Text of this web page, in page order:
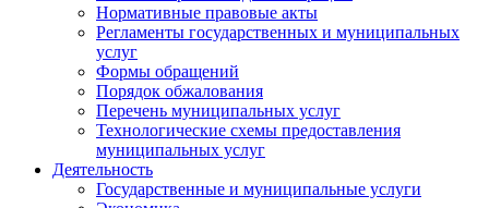
Нормативные правовые акты
Регламенты государственных и муниципальных
услуг
Формы обращений
Порядок обжалования
Перечень муниципальных услуг
Технологические схемы предоставления
муниципальных услуг
Деятельность
Государственные и муниципальные услуги